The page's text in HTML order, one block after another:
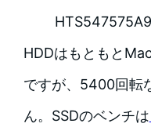
HDDはもともと
ですが、5400回転
ん。SSDのベンチは